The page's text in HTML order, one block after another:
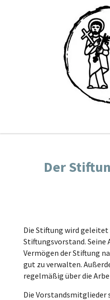
Der
Die Stiftung wird geleitet
Stiftungsvorstand. Seine
Vermögen der Stiftung
gut zu verwalten.
regelmäßig über die
Die Vorstandsmitglieder